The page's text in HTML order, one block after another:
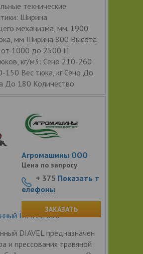
технические
Ширина
механизма, мм. 1900
мм Ширина 800 Высота
1000 до 2500 П
кг/м3: Сено 210-260
150 Вес тюка, кг Сено До
До 180 Количество
DIAVEL 630
DIAVEL предназначен
и прессования травяной
Агромашины ООО
Цена по запросу
+ 375 Показать т
елефоны
ЗАКАЗАТЬ